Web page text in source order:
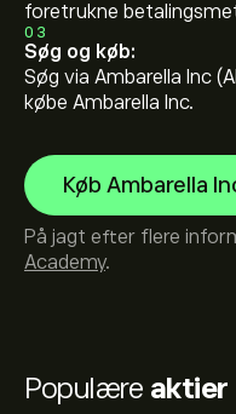
Populære aktier
foretrukne
03
Søg og køb:
Søg via Ambarella Inc
købe Ambarella Inc.
Køb Ambarella
På jagt efter flere
Academy.